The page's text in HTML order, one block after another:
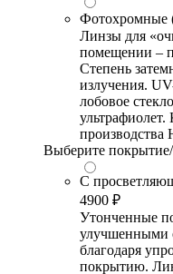
Фотохромные
Линзы для
помещении –
Степень
излучения.
лобовое
Выберите покрытие/
С
4900 ₽
Утонченные
улучшенными
благодаря
покрытию.